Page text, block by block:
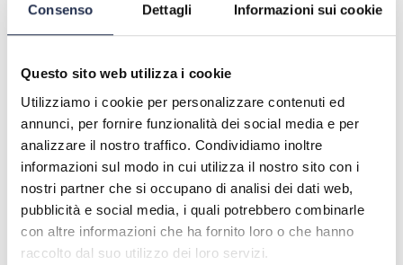
Consenso Dettagli Informazioni sui cookie
Questo sito web utilizza i cookie
Utilizziamo i cookie per personalizzare contenuti ed
annunci, per fornire funzionalità dei social media e per
analizzare il nostro traffico. Condividiamo inoltre
informazioni sul modo in cui utilizza il nostro sito con i
nostri partner che si occupano di analisi dei dati web,
pubblicità e social media, i quali potrebbero combinarle
con altre informazioni che ha fornito loro o che hanno
raccolto dal suo utilizzo dei loro servizi.
Washing Instructions:
d M R
COLOUR VARIATIONS